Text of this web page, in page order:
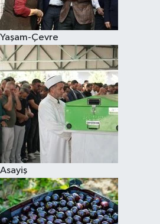
Yaşam-Çevre
Asayiş
Siyaset
Teknoloji
Televizyon
Yaşam-Çevre